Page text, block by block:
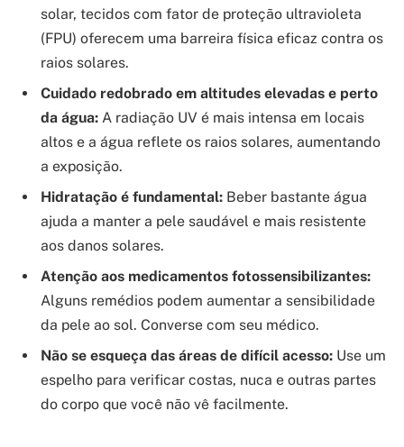
solar, tecidos com fator de proteção ultravioleta
(FPU) oferecem uma barreira física eficaz contra os
raios solares.
Cuidado redobrado em altitudes elevadas e perto
da água: A radiação UV é mais intensa em locais
altos e a água reflete os raios solares, aumentando
a exposição.
Hidratação é fundamental: Beber bastante água
ajuda a manter a pele saudável e mais resistente
aos danos solares.
Atenção aos medicamentos fotossensibilizantes:
Alguns remédios podem aumentar a sensibilidade
da pele ao sol. Converse com seu médico.
Não se esqueça das áreas de difícil acesso: Use um
espelho para verificar costas, nuca e outras partes
do corpo que você não vê facilmente.